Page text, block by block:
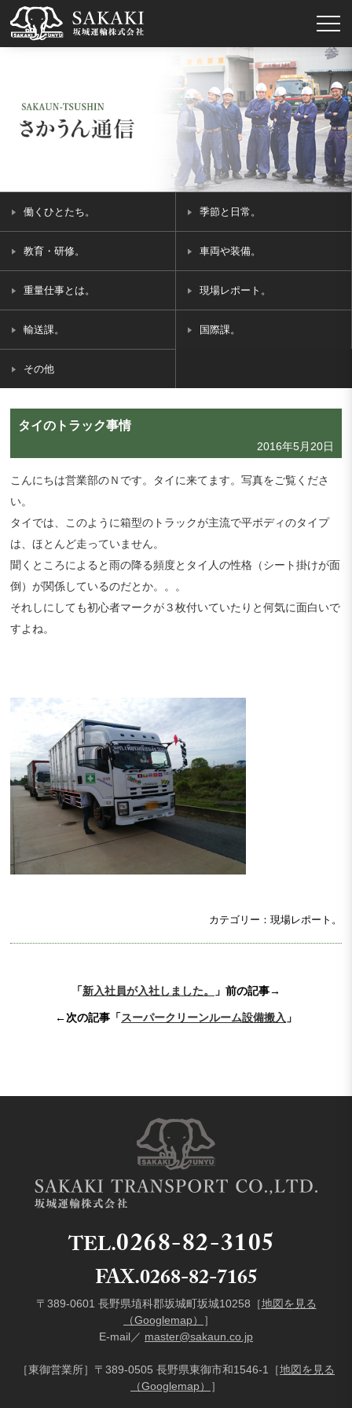
働くひとたち。 季節と日常。
教育・研修。 車両や装備。
重量仕事とは。 現場レポート。
輸送課。 国際課。
その他
タイのトラック事情
2016年5月20日
こんにちは営業部のＮです。タイに来てます。写真をご覧くださ
い。
タイでは、このように箱型のトラックが主流で平ボディのタイプ
は、ほとんど走っていません。
聞くところによると雨の降る頻度とタイ人の性格（シート掛けが面
倒）が関係しているのだとか。。。
それしにしても初心者マークが３枚付いていたりと何気に面白いで
すよね。
カテゴリー：現場レポート。
「新入社員が入社しました。 」前の記事→
←次の記事「スーパークリーンルーム設備搬入 」
TEL.0268-82-3105
FAX.0268-82-7165
〒389-0601 長野県埴科郡坂城町坂城10258［地図を見る
（Googlemap）
］
E-mail／ master@sakaun.co.jp
［東御営業所］〒389-0505 長野県東御市和1546-1［地図を見る
（Googlemap）
］